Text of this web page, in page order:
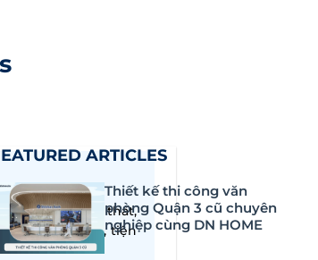
– thi công nội thất,
sống hiện đại, tiện
ARTICLES
Thiết kế thi công văn
phòng Quận 3 cũ chuyên
nghiệp cùng DN HOME